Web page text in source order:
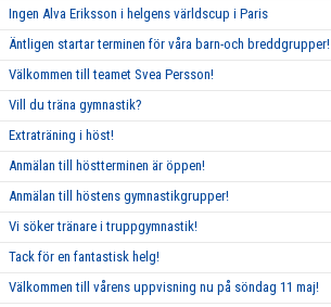
Ingen Alva Eriksson i helgens världscup i Paris
Äntligen startar terminen för våra barn-och breddgrupper!
Välkommen till teamet Svea Persson!
Vill du träna gymnastik?
Extraträning i höst!
Anmälan till höstterminen är öppen!
Anmälan till höstens gymnastikgrupper!
Vi söker tränare i truppgymnastik!
Tack för en fantastisk helg!
Välkommen till vårens uppvisning nu på söndag 11 maj!